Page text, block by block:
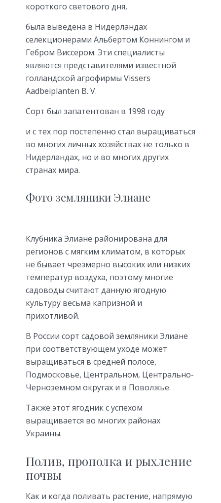
короткого светового дня,
была выведена в Нидерландах
селекционерами Альбертом Коннингом и
Гебром Виссером. Эти специалисты
являются представителями известной
голландской агрофирмы Vissers
Aadbeiplanten B. V.
Сорт был запатентован в 1998 году
и с тех пор постепенно стал выращиваться
во многих личных хозяйствах не только в
Нидерландах, но и во многих других
странах мира.
Фото земляники Элиане
Клубника Элиане районирована для
регионов с мягким климатом, в которых
не бывает чрезмерно высоких или низких
температур воздуха, поэтому многие
садоводы считают данную ягодную
культуру весьма капризной и
прихотливой.
В России сорт садовой земляники Элиане
при соответствующем уходе может
выращиваться в средней полосе,
Подмосковье, Центральном, Центрально-
Черноземном округах и в Поволжье.
Также этот ягодник с успехом
выращивается во многих районах
Украины.
Полив, прополка и рыхление
почвы
Как и когда поливать растение, напрямую